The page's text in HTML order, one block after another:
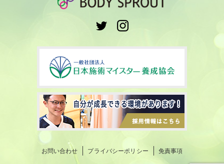
お問い合わせ プライバシーポリシー 免責事項